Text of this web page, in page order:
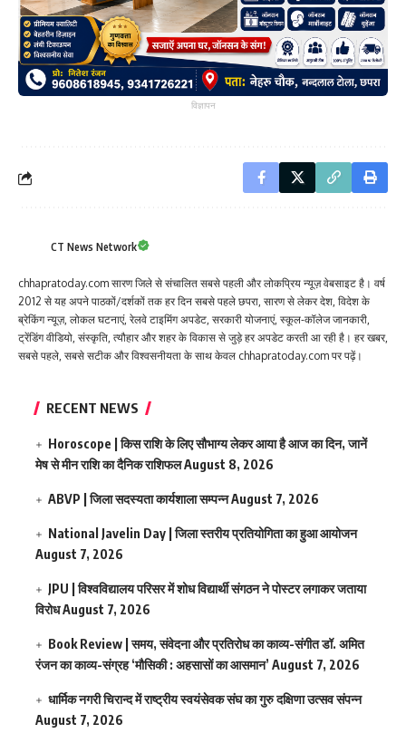
विज्ञापन
CT News Network
chhapratoday.com सारण जिले से संचालित सबसे पहली और लोकप्रिय न्यूज़ वेबसाइट है। वर्ष
2012 से यह अपने पाठकों/दर्शकों तक हर दिन सबसे पहले छपरा, सारण से लेकर देश, विदेश के
ब्रेकिंग न्यूज़, लोकल घटनाएं, रेलवे टाइमिंग अपडेट, सरकारी योजनाएं, स्कूल-कॉलेज जानकारी,
ट्रेंडिंग वीडियो, संस्कृति, त्यौहार और शहर के विकास से जुड़े हर अपडेट करती आ रही है। हर खबर,
सबसे पहले, सबसे सटीक और विश्वसनीयता के साथ केवल chhapratoday.com पर पढ़ें।
RECENT NEWS
Horoscope | किस राशि के लिए सौभाग्य लेकर आया है आज का दिन, जानें
मेष से मीन राशि का दैनिक राशिफलAugust 8, 2026
ABVP | जिला सदस्यता कार्यशाला सम्पन्नAugust 7, 2026
National Javelin Day | जिला स्तरीय प्रतियोगिता का हुआ आयोजन
August 7, 2026
JPU | विश्वविद्यालय परिसर में शोध विद्यार्थी संगठन ने पोस्टर लगाकर जताया
विरोधAugust 7, 2026
Book Review | समय, संवेदना और प्रतिरोध का काव्य-संगीत डॉ. अमित
रंजन का काव्य-संग्रह ‘मौसिकी : अहसासों का आसमान’ August 7, 2026
धार्मिक नगरी चिरान्द में राष्ट्रीय स्वयंसेवक संघ का गुरु दक्षिणा उत्सव संपन्न
August 7, 2026